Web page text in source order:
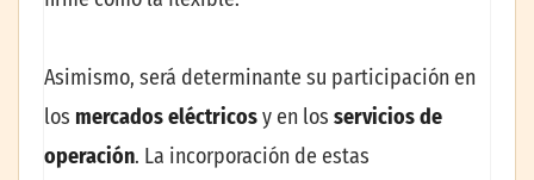
Asimismo, será determinante su participación en
los mercados eléctricosy en los servicios de
operación. La incorporación de estas